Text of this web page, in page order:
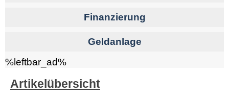
Finanzierung
Geldanlage
%leftbar_ad%
Artikelübersicht